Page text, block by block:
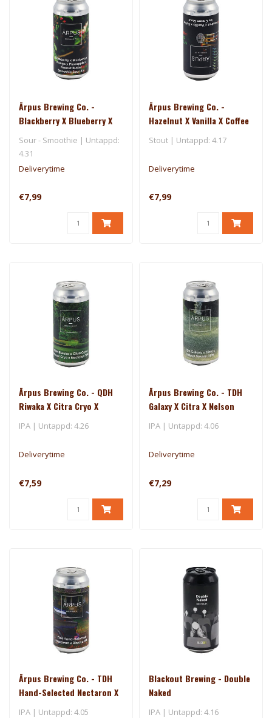
Ārpus Brewing Co. -
Blackberry X Blueberry X
Mango X Pineapple X
Peanut Butter Smoothie
Sour - Smoothie | Untappd:
4.31
Deliverytime
€7,99
Ārpus Brewing Co. -
Hazelnut X Vanilla X Coffee
Ice Cream Stout
Stout | Untappd: 4.17
Deliverytime
€7,99
Ārpus Brewing Co. - QDH
Riwaka X Citra Cryo X
Mosaic Cryo X Nectaron
TIPA
IPA | Untappd: 4.26
Deliverytime
€7,59
Ārpus Brewing Co. - TDH
Galaxy X Citra X Nelson
Sauvin DIPA
IPA | Untappd: 4.06
Deliverytime
€7,29
Ārpus Brewing Co. - TDH
Hand-Selected Nectaron X
Riwaka IPA
IPA | Untappd: 4.05
Blackout Brewing - Double
Naked
IPA | Untappd: 4.16